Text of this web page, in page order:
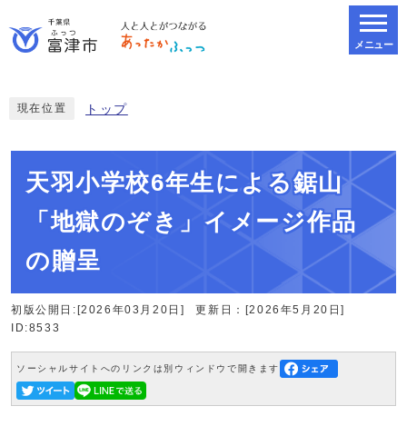
メニュー
現在位置 トップ
天羽小学校6年生による鋸山
「地獄のぞき」イメージ作品
の贈呈
初版公開日:[2026年03月20日]
更新日：[2026年5月20日]
ID:8533
ソーシャルサイトへのリンクは別ウィンドウで開きます